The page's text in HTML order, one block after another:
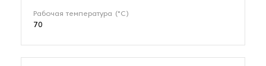
Рабочая температура (°C)
70